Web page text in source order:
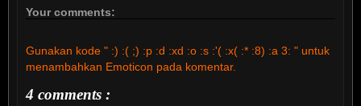
Your comments:
Gunakan kode " :) :( ;) :p :d :xd :o :s :'( :x( :* :8) :a 3: " untuk
menambahkan Emoticon pada komentar.
4 comments :